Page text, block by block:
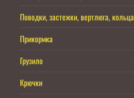
Поводки, застежки, вертлюга, кольца
Прикормка
Грузило
Крючки